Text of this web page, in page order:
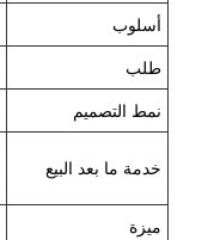
أسلوب
طلب
نمط التصميم
خدمة ما بعد البيع
ميزة